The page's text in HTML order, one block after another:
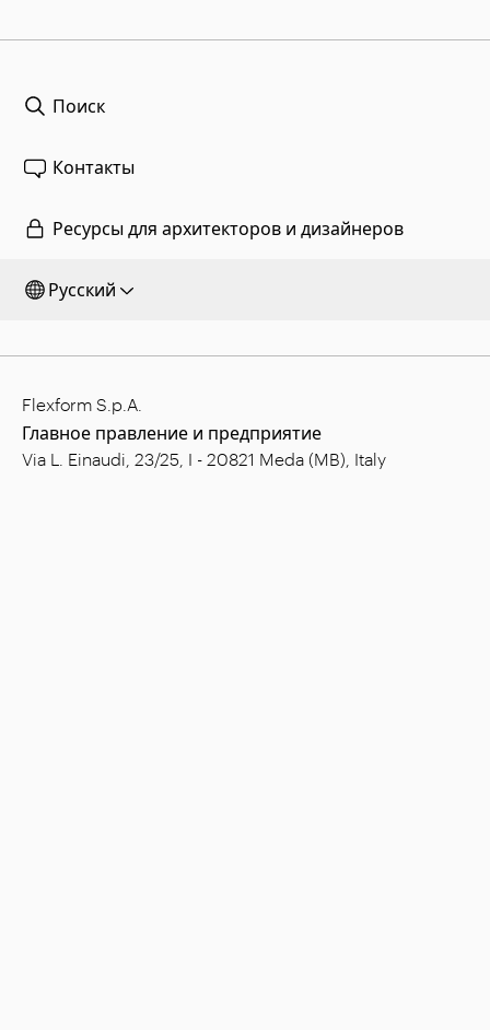
Поиск
Контакты
Ресурсы для архитекторов и дизайнеров
Русский
Flexform S.p.A.
Главное правление и предприятие
Via L. Einaudi, 23/25, I - 20821 Meda (MB), Italy